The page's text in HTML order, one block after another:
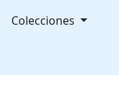
Colecciones